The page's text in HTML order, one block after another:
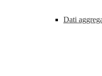
Dati